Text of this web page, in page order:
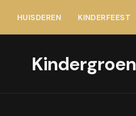
HUISDEREN KINDERFEEST
Kindergroen